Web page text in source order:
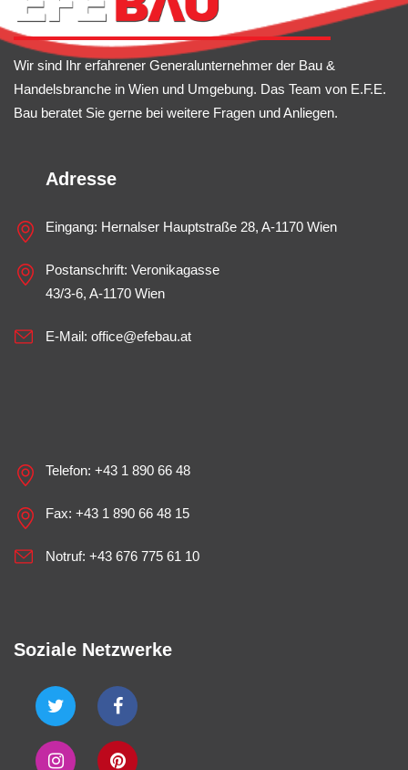
Wir sind Ihr erfahrener Generalunternehmer der Bau &
Handelsbranche in Wien und Umgebung. Das Team von E.F.E.
Bau beratet Sie gerne bei weitere Fragen und Anliegen.
Adresse
Eingang: Hernalser Hauptstraße 28, A-1170 Wien
Postanschrift: Veronikagasse
43/3-6, A-1170 Wien
E-Mail: office@efebau.at
Telefon: +43 1 890 66 48
Fax: +43 1 890 66 48 15
Notruf: +43 676 775 61 10
Soziale Netzwerke